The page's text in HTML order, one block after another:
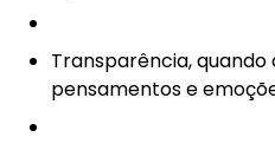
Transparência,
pensamentos e